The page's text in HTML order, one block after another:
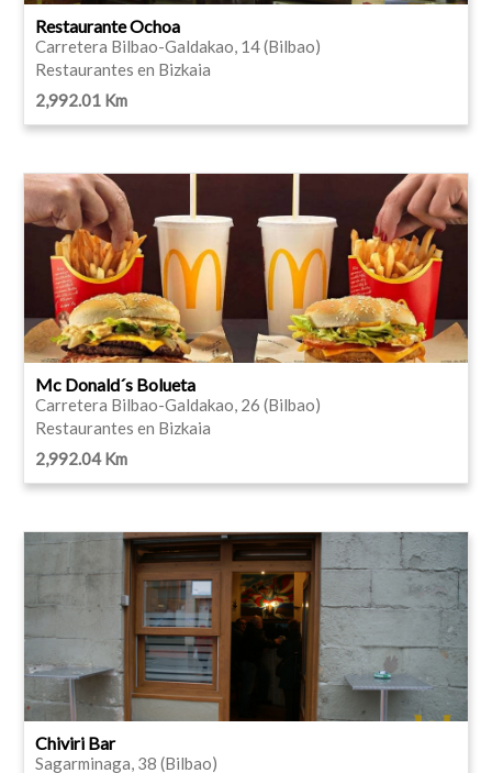
Restaurante Ochoa
Carretera Bilbao-Galdakao, 14 (Bilbao)
Restaurantes en Bizkaia
2,992.01 Km
Mc Donald´s Bolueta
Carretera Bilbao-Galdakao, 26 (Bilbao)
Restaurantes en Bizkaia
2,992.04 Km
Chiviri Bar
Sagarminaga, 38 (Bilbao)